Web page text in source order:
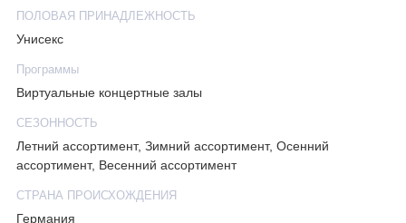
ПОЛОВАЯ ПРИНАДЛЕЖНОСТЬ
Унисекс
Программы
Виртуальные концертные залы
СЕЗОННОСТЬ
Летний ассортимент, Зимний ассортимент, Осенний
ассортимент, Весенний ассортимент
СТРАНА ПРОИСХОЖДЕНИЯ
Германия